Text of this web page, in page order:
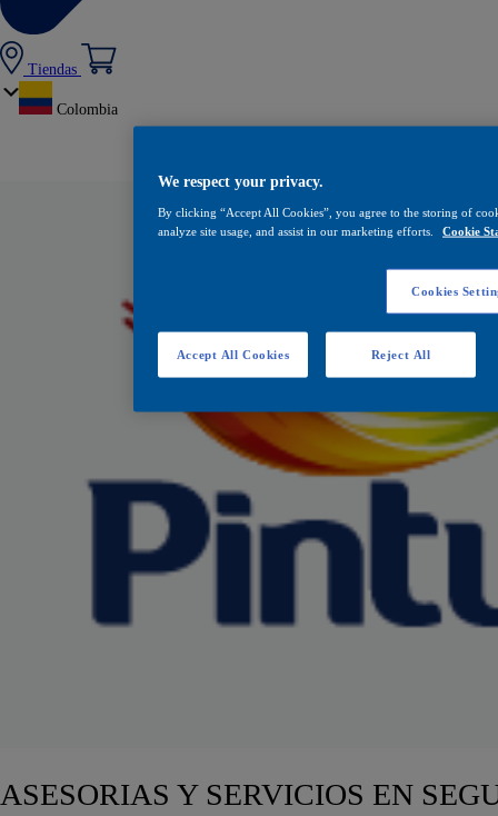
Tiendas
Colombia
ASESORIAS Y SERVICIOS EN
We respect your privacy.
By clicking “Accept All Cookies”, you agree to the storing of
analyze site usage, and assist in our marketing efforts.
Cookie
Cookies
Reject All
Accept All Cookies